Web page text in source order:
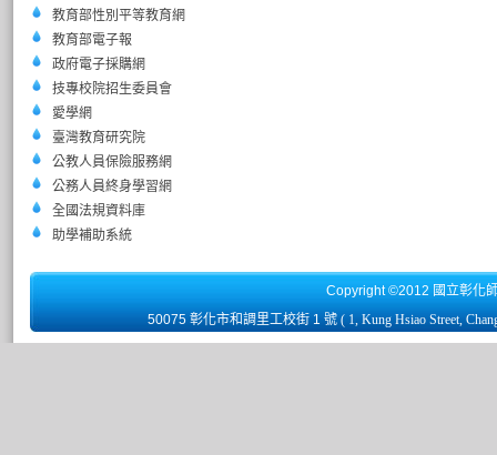
教育部性別平等教育網
教育部電子報
政府電子採購網
技專校院招生委員會
愛學網
臺灣教育研究院
公教人員保險服務網
公務人員終身學習網
全國法規資料庫
助學補助系統
Copyright ©2012 國立彰化
50075 彰化市和調里工校街 1 號 ( 1, Kung Hsiao Street,